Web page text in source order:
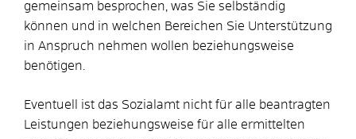
gemeinsam besprochen, was Sie selbständig
können und in welchen Bereichen Sie Unterstützung
in Anspruch nehmen wollen beziehungsweise
benötigen.
Eventuell ist das Sozialamt nicht für alle beantragten
Leistungen beziehungsweise für alle ermittelten